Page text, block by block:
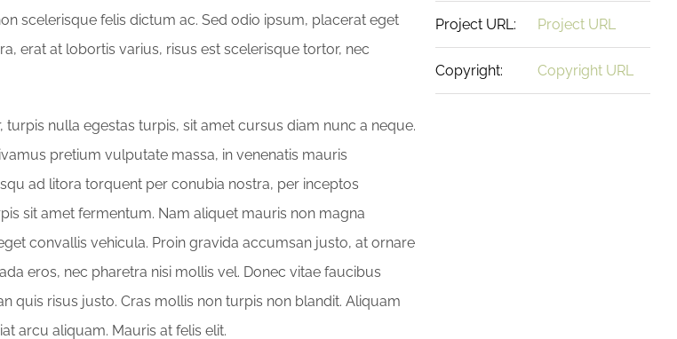
scelerisque felis dictum ac. Sed odio ipsum, placerat eget
erat at lobortis varius, risus est scelerisque tortor, nec
nulla egestas turpis, sit amet cursus diam nunc a neque.
pretium vulputate massa, in venenatis mauris
ad litora torquent per conubia nostra, per inceptos
sit amet fermentum. Nam aliquet mauris non magna
convallis vehicula. Proin gravida accumsan justo, at ornare
eros, nec pharetra nisi mollis vel. Donec vitae faucibus
quis risus justo. Cras mollis non turpis non blandit. Aliquam
arcu aliquam. Mauris at felis elit.
Project URL: Project URL
Copyright: Copyright URL